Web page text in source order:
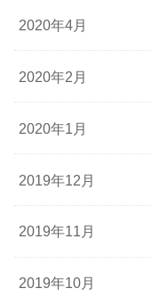
2020年4月
2020年2月
2020年1月
2019年12月
2019年11月
2019年10月